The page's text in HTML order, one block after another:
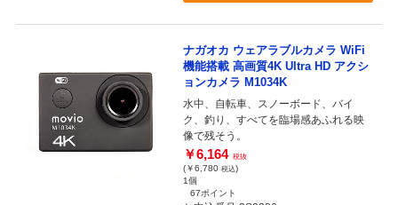
ナガオカ ウェアラブルカメラ WiFi
機能搭載 高画質4K Ultra HD アクシ
ョンカメラ M1034K
水中、自転車、スノーボード、バイ
ク、釣り、すべてを臨場感あふれる映
像で残そう。
￥6,164 税抜
(￥6,780 税込)
1個
67ポイント